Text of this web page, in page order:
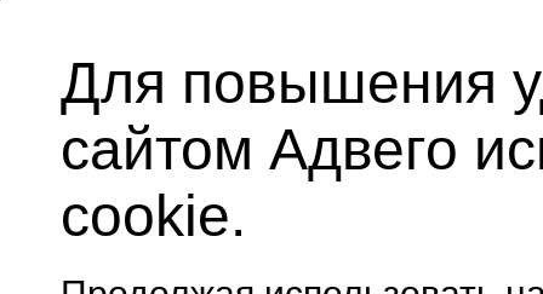
Для повышения
сайтом Адвего
cookie.